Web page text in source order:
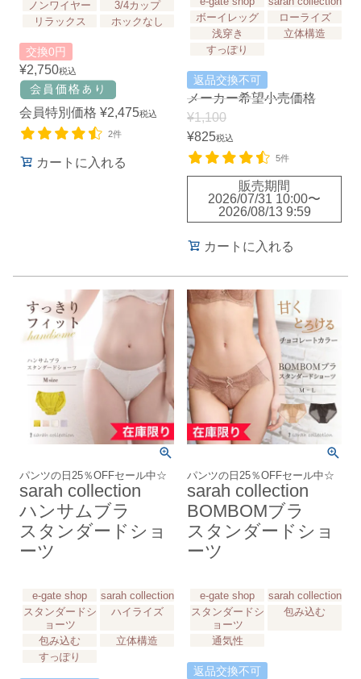
ノンワイヤー
3/4カップ
リラックス
ホックなし
交換0円
¥2,750税込
会員特別価格 ¥2,475税込
2件
カートに入れる
ボーイレッグ
ローライズ
浅穿き
立体構造
すっぽり
返品交換不可
メーカー希望小売価格
¥1,100
¥825税込
5件
販売期間
2026/07/31 10:00〜
2026/08/13 9:59
カートに入れる
パンツの日25％OFFセール中☆
sarah collection
ハンサムブラ
スタンダードショ
ーツ
e-gate shop
sarah collection
スタンダードシ
ョーツ
ハイライズ
包み込む
立体構造
すっぽり
パンツの日25％OFFセール中☆
sarah collection
BOMBOMブラ
スタンダードショ
ーツ
e-gate shop
sarah collection
スタンダードシ
ョーツ
包み込む
通気性
返品交換不可